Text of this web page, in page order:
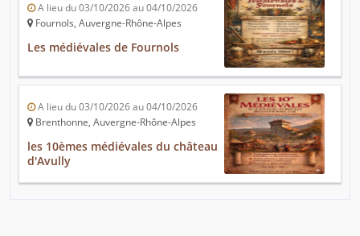
A lieu du 03/10/2026 au 04/10/2026
Fournols, Auvergne-Rhône-Alpes
Les médiévales de Fournols
A lieu du 03/10/2026 au 04/10/2026
Brenthonne, Auvergne-Rhône-Alpes
les 10èmes médiévales du château
d'Avully